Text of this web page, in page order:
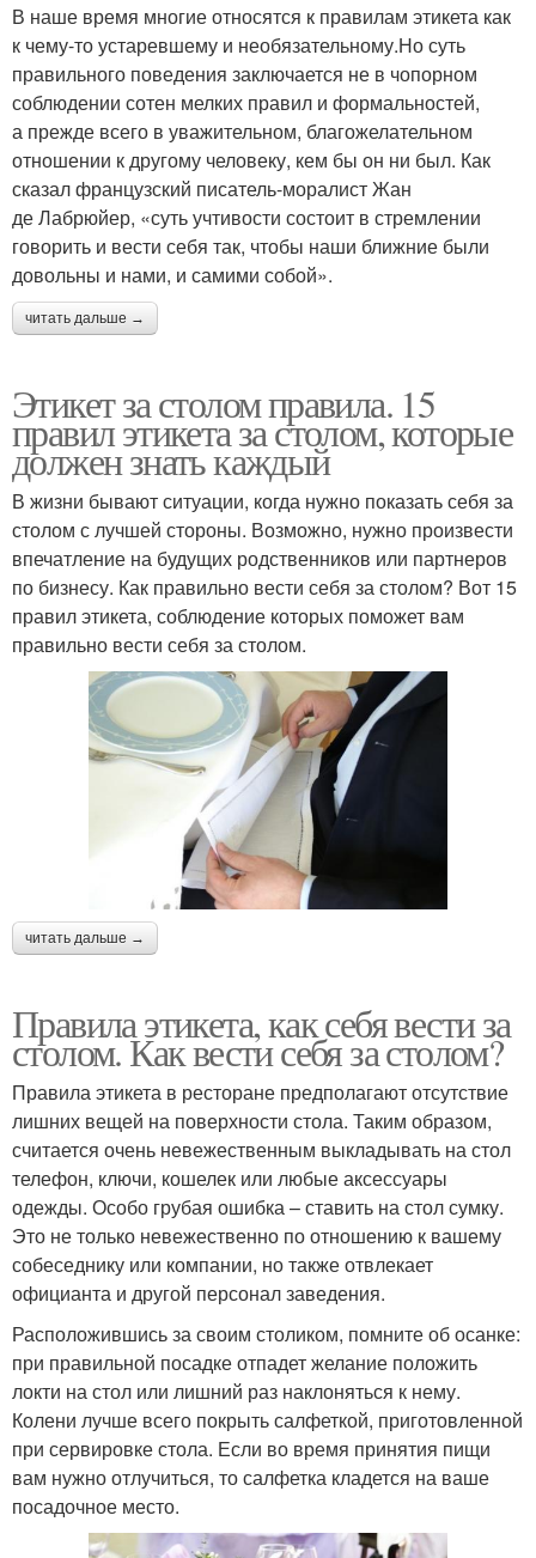
В наше время многие относятся к правилам этикета как
к чему-то устаревшему и необязательному.Но суть
правильного поведения заключается не в чопорном
соблюдении сотен мелких правил и формальностей,
а прежде всего в уважительном, благожелательном
отношении к другому человеку, кем бы он ни был. Как
сказал французский писатель-моралист Жан
де Лабрюйер, «суть учтивости состоит в стремлении
говорить и вести себя так, чтобы наши ближние были
довольны и нами, и самими собой».
читать дальше →
Этикет за столом правила. 15
правил этикета за столом, которые
должен знать каждый
В жизни бывают ситуации, когда нужно показать себя за
столом с лучшей стороны. Возможно, нужно произвести
впечатление на будущих родственников или партнеров
по бизнесу. Как правильно вести себя за столом? Вот 15
правил этикета, соблюдение которых поможет вам
правильно вести себя за столом.
читать дальше →
Правила этикета, как себя вести за
столом. Как вести себя за столом?
Правила этикета в ресторане предполагают отсутствие
лишних вещей на поверхности стола. Таким образом,
считается очень невежественным выкладывать на стол
телефон, ключи, кошелек или любые аксессуары
одежды. Особо грубая ошибка – ставить на стол сумку.
Это не только невежественно по отношению к вашему
собеседнику или компании, но также отвлекает
официанта и другой персонал заведения.
Расположившись за своим столиком, помните об осанке:
при правильной посадке отпадет желание положить
локти на стол или лишний раз наклоняться к нему.
Колени лучше всего покрыть салфеткой, приготовленной
при сервировке стола. Если во время принятия пищи
вам нужно отлучиться, то салфетка кладется на ваше
посадочное место.